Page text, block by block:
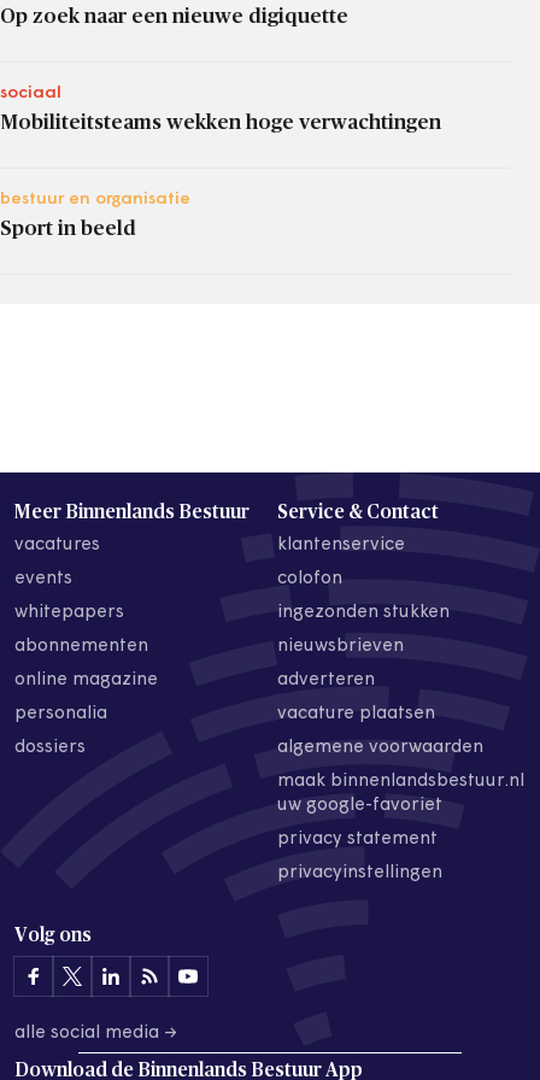
Op zoek naar een nieuwe digiquette
sociaal
Mobiliteitsteams wekken hoge verwachtingen
bestuur en organisatie
Sport in beeld
Meer Binnenlands Bestuur
vacatures
events
whitepapers
abonnementen
online magazine
personalia
dossiers
Service & Contact
klantenservice
colofon
ingezonden stukken
nieuwsbrieven
adverteren
vacature plaatsen
algemene voorwaarden
maak binnenlandsbestuur.nl
uw google-favoriet
privacy statement
privacyinstellingen
Volg ons
alle social media →
Download de Binnenlands Bestuur App